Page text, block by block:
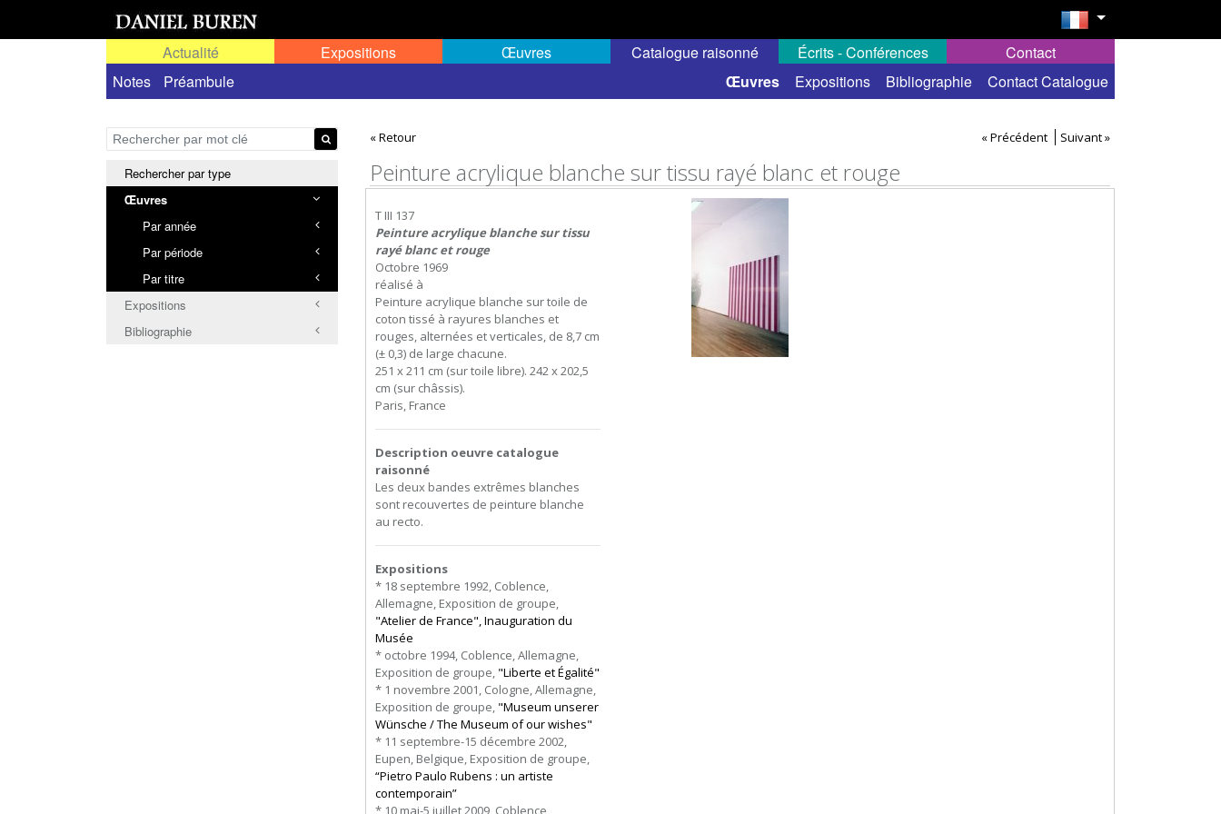
Actualité Expositions
Œuvres
Œuvres permanentes dans l'espace public ou semi-public
Catalogue raisonné
Notes
Préambule Œuvres Expositions Bibliographie Contact Catalogue
Écrits - Conférences Contact
Rechercher par type
Œuvres
Par année
Par période
Par titre
Expositions
Bibliographie
« Retour « Précédent Suivant »
Peinture acrylique blanche sur tissu rayé blanc et rouge
T III 137
Peinture acrylique blanche sur tissu
rayé blanc et rouge
Octobre 1969
réalisé à
Peinture acrylique blanche sur toile de
coton tissé à rayures blanches et
rouges, alternées et verticales, de 8,7 cm
(± 0,3) de large chacune.
251 x 211 cm (sur toile libre). 242 x 202,5
cm (sur châssis).
Paris, France
Description oeuvre catalogue
raisonné
Les deux bandes extrêmes blanches
sont recouvertes de peinture blanche
au recto.
Expositions
* 18 septembre 1992, Coblence,
Allemagne, Exposition de groupe,
"Atelier de France", Inauguration du
Musée
* octobre 1994, Coblence, Allemagne,
Exposition de groupe, "Liberte et Égalité"
* 1 novembre 2001, Cologne, Allemagne,
Exposition de groupe, "Museum unserer
Wünsche / The Museum of our wishes"
* 11 septembre-15 décembre 2002,
Eupen, Belgique, Exposition de groupe,
“Pietro Paulo Rubens : un artiste
contemporain”
* 10 mai-5 juillet 2009, Coblence,